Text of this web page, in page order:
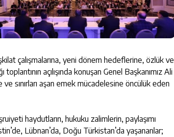
çalışmalarına, yeni dönem hedeflerine, özlük ve
açılışında konuşan Genel Başkanımız Ali
sınırları aşan emek mücadelesine öncülük eden
haydutların, hukuku zalimlerin, paylaşımı
Lübnan’da, Doğu Türkistan’da yaşananlar;